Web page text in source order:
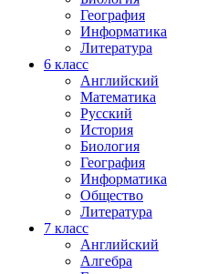
География
Информатика
Литература
6 класс
Английский
Математика
Русский
История
Биология
География
Информатика
Общество
Литература
7 класс
Английский
Алгебра